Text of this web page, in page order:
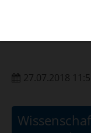
27.07.2018